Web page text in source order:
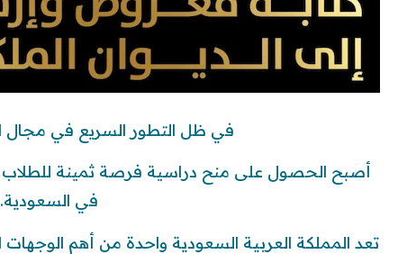
في ظل التطور السريع في مجال
أصبح الحصول على منح دراسية فرصة ثمينة للطلاب
في السعودية.
تعد المملكة العربية السعودية واحدة من أهم